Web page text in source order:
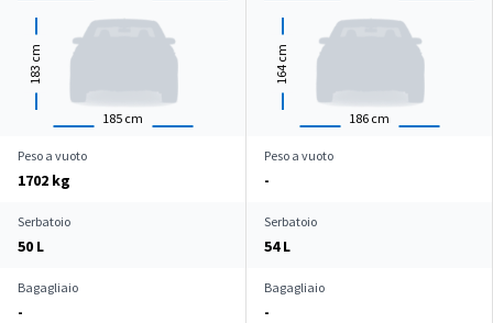
185 cm
183
cm
186 cm
164
cm
Peso a vuoto
1702 kg
Peso a vuoto
-
Serbatoio
50 L
Serbatoio
54 L
Bagagliaio
-
Bagagliaio
-